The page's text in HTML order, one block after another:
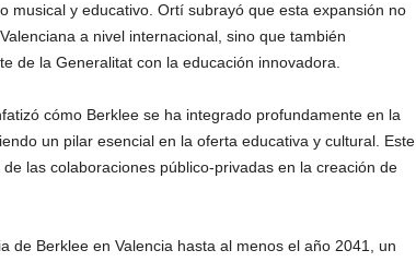
musical y educativo. Ortí subrayó que esta expansión no
a nivel internacional, sino que también
de la Generalitat con la educación innovadora.
cómo Berklee se ha integrado profundamente en la
un pilar esencial en la oferta educativa y cultural. Este
las colaboraciones público-privadas en la creación de
de Berklee en Valencia hasta al menos el año 2041, un